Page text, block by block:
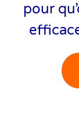
pour